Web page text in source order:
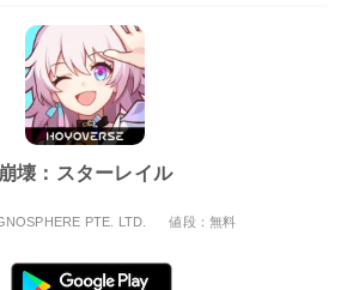
崩壊：スターレイル
PTE. LTD. 値段：無料